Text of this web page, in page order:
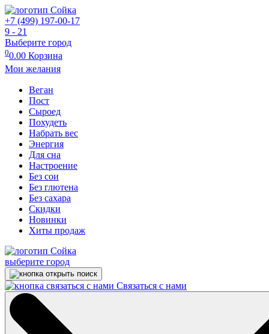
+7 (499) 197-00-17
9 - 21
Выберите город
00.00 Корзина
Мои желания
Веган
Пост
Сыроед
Похудеть
Набрать вес
Энергия
Для сна
Настроение
Без сои
Без глютена
Без сахара
Скидки
Новинки
Хиты продаж
выберите город
Связаться с нами